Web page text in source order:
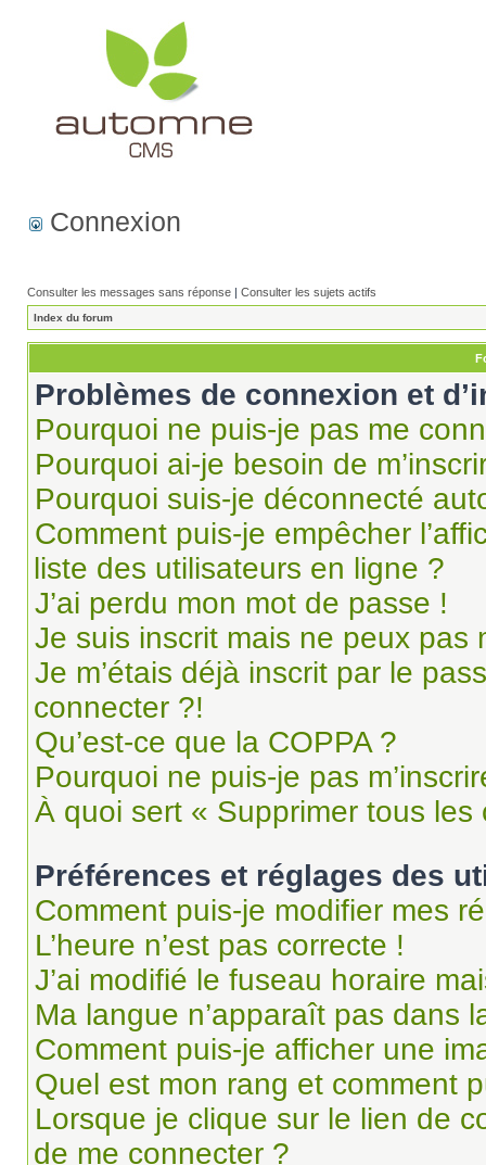
Connexion
Consulter les messages sans réponse | Consulter les sujets actifs
Index du forum
Problèmes de connexion et
Pourquoi ne puis-je pas me
Pourquoi ai-je besoin de
Pourquoi suis-je déconnecté
Comment puis-je empêcher
liste des utilisateurs en ligne ?
J’ai perdu mon mot de passe !
Je suis inscrit mais ne peux pas
Je m’étais déjà inscrit par le
connecter ?!
Qu’est-ce que la COPPA ?
Pourquoi ne puis-je pas
À quoi sert « Supprimer tous
Préférences et réglages des
Comment puis-je modifier mes
L’heure n’est pas correcte !
J’ai modifié le fuseau horaire
Ma langue n’apparaît pas dans
Comment puis-je afficher une
Quel est mon rang et comment
Lorsque je clique sur le lien de
de me connecter ?